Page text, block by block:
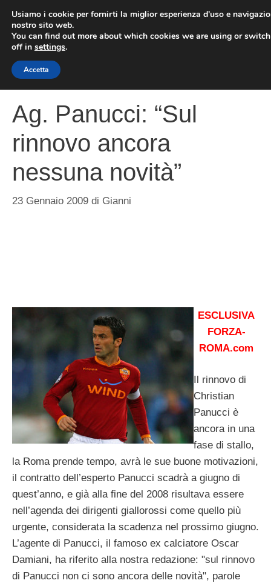
contenuto
Ag. Panucci: “Sul
rinnovo ancora
nessuna novità”
23 Gennaio 2009 di Gianni
ESCLUSIVA
FORZA-
ROMA.com
Il rinnovo di
Christian
Panucci è
ancora in una
fase di stallo,
la Roma prende tempo, avrà le sue buone motivazioni,
il contratto dell’esperto Panucci scadrà a giugno di
quest’anno, e già alla fine del 2008 risultava essere
nell’agenda dei dirigenti giallorossi come quello più
urgente, considerata la scadenza nel prossimo giugno.
L’agente di Panucci, il famoso ex calciatore Oscar
Damiani, ha riferito alla nostra redazione: "sul rinnovo
di Panucci non ci sono ancora delle novità", parole
Usiamo i cookie per fornirti la miglior esperienza d'uso e
nostro sito web.
You can find out more about which cookies we are using or
off in settings.
Accetta